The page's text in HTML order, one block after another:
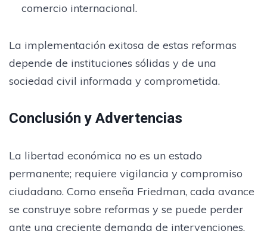
comercio internacional.
La implementación exitosa de estas reformas
depende de instituciones sólidas y de una
sociedad civil informada y comprometida.
Conclusión y Advertencias
La libertad económica no es un estado
permanente; requiere vigilancia y compromiso
ciudadano. Como enseña Friedman, cada avance
se construye sobre reformas y se puede perder
ante una creciente demanda de intervenciones.